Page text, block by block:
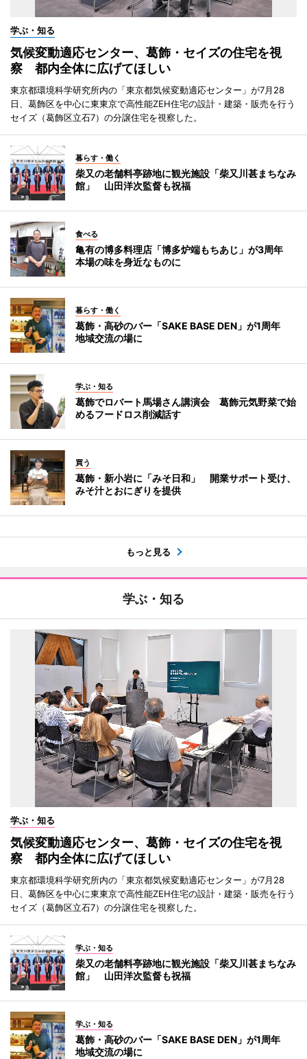
学ぶ・知る
気候変動適応センター、葛飾・セイズの住宅を視
察 都内全体に広げてほしい
東京都環境科学研究所内の「東京都気候変動適応センター」が7月28
日、葛飾区を中心に東東京で高性能ZEH住宅の設計・建築・販売を行う
セイズ（葛飾区立石7）の分譲住宅を視察した。
暮らす・働く
柴又の老舗料亭跡地に観光施設「柴又川甚まちなみ
館」 山田洋次監督も祝福
食べる
亀有の博多料理店「博多炉端もちあじ」が3周年
本場の味を身近なものに
暮らす・働く
葛飾・高砂のバー「SAKE BASE DEN」が1周年
地域交流の場に
学ぶ・知る
葛飾でロバート馬場さん講演会 葛飾元気野菜で始
めるフードロス削減話す
買う
葛飾・新小岩に「みそ日和」 開業サポート受け、
みそ汁とおにぎりを提供
もっと見る
学ぶ・知る
学ぶ・知る
気候変動適応センター、葛飾・セイズの住宅を視
察 都内全体に広げてほしい
東京都環境科学研究所内の「東京都気候変動適応センター」が7月28
日、葛飾区を中心に東東京で高性能ZEH住宅の設計・建築・販売を行う
セイズ（葛飾区立石7）の分譲住宅を視察した。
学ぶ・知る
柴又の老舗料亭跡地に観光施設「柴又川甚まちなみ
館」 山田洋次監督も祝福
学ぶ・知る
葛飾・高砂のバー「SAKE BASE DEN」が1周年
地域交流の場に